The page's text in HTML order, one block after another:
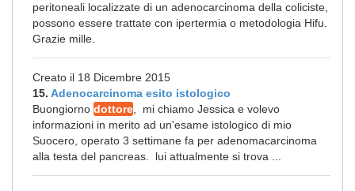
peritoneali localizzate di un adenocarcinoma della coliciste,
possono essere trattate con ipertermia o metodologia Hifu.
Grazie mille.
Creato il 18 Dicembre 2015
15. Adenocarcinoma esito istologico
Buongiorno dottore , mi chiamo Jessica e volevo
informazioni in merito ad un'esame istologico di mio
Suocero, operato 3 settimane fa per adenomacarcinoma
alla testa del pancreas. lui attualmente si trova ...